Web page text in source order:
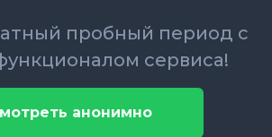
пробный период с
сервиса!
анонимно